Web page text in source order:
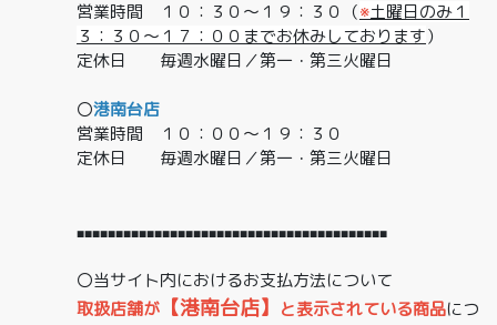
営業時間 １０：３０～１９：３０（※土曜日のみ１
３：３０～１７：００までお休みしております）
定休日 毎週水曜日／第一・第三火曜日
〇港南台店
営業時間 １０：００～１９：３０
定休日 毎週水曜日／第一・第三火曜日
■■■■■■■■■■■■■■■■■■■■■■■■■■■■■■■■■■■■■■■■
〇当サイト内におけるお支払方法について
取扱店舗が 【港南台店】 と表示されている商品につ